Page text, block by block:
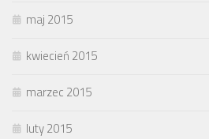
maj 2015
kwiecień 2015
marzec 2015
luty 2015